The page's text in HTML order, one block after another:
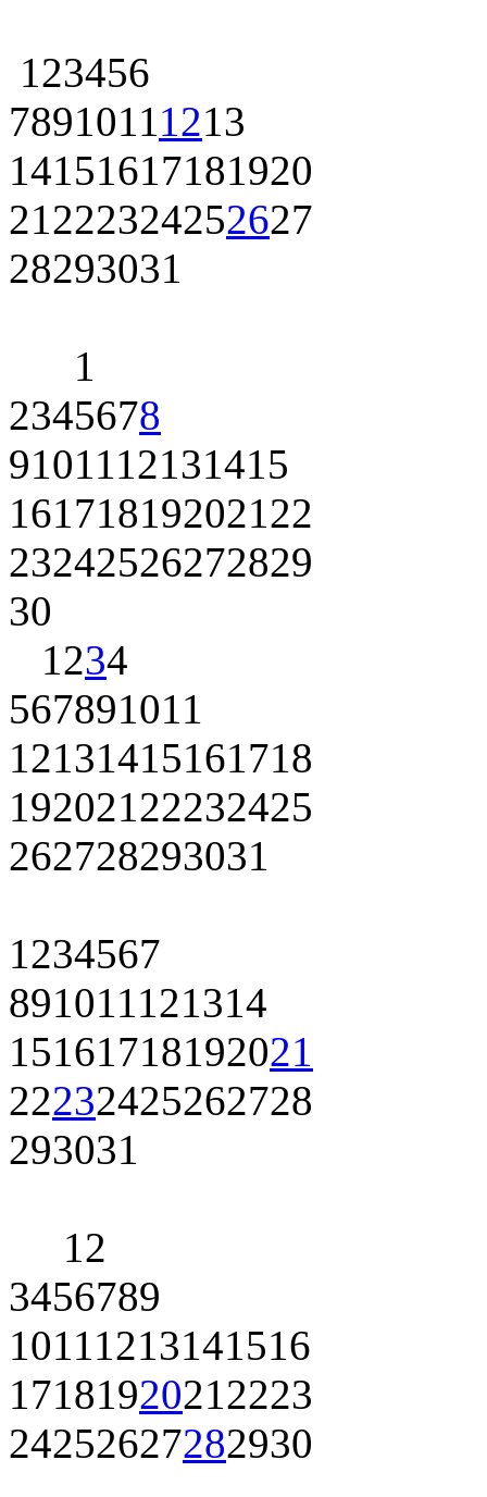
123456
78910111213
14151617181920
21222324252627
28293031
1
2345678
9101112131415
16171819202122
23242526272829
30
1234
567891011
12131415161718
19202122232425
262728293031
1234567
891011121314
15161718192021
22232425262728
293031
12
3456789
10111213141516
17181920212223
24252627282930